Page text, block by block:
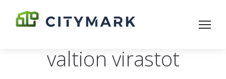
valtion virastot